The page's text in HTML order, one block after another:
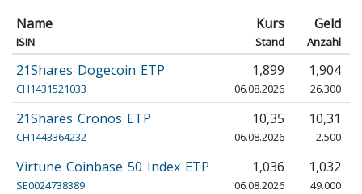
Name
ISIN
Kurs
Stand
Geld
Anzahl
21Shares Dogecoin ETP
CH1431521033
1,899
06.08.2026
1,904
26.300
21Shares Cronos ETP
CH1443364232
10,35
06.08.2026
10,31
2.500
Virtune Coinbase 50 Index ETP
SE0024738389
1,036
06.08.2026
1,032
49.000